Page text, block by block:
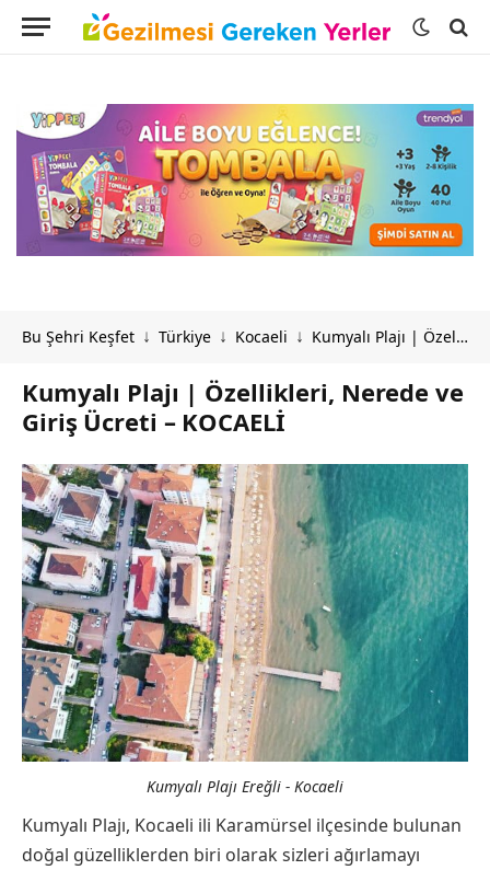
Bu Şehri Keşfet ↓ Türkiye ↓ Kocaeli ↓ Kumyalı Plajı | Özellikleri, Nerede ve Giriş Ücreti – KOCAELİ
Kumyalı Plajı | Özellikleri, Nerede ve
Giriş Ücreti – KOCAELİ
Kumyalı Plajı Ereğli - Kocaeli
Kumyalı Plajı, Kocaeli ili Karamürsel ilçesinde bulunan
doğal güzelliklerden biri olarak sizleri ağırlamayı